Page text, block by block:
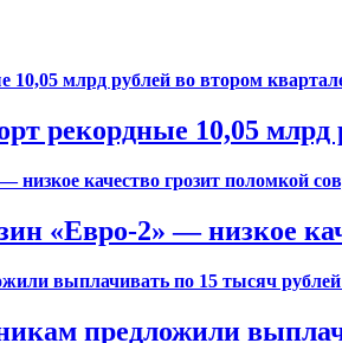
рекордные 10,05 млрд
«Евро-2» — низкое
предложили